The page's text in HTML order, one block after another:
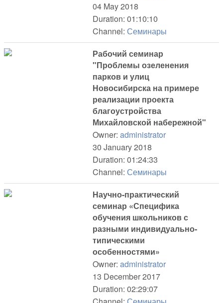
04 May 2018
Duration: 01:10:10
Channel: Семинары
Рабочий семинар
"Проблемы озеленения
парков и улиц
Новосибирска на примере
реализации проекта
благоустройства
Михайловской набережной"
Owner: administrator
30 January 2018
Duration: 01:24:33
Channel: Семинары
Научно-практический
семинар «Специфика
обучения школьников с
разными индивидуально-
типическими
особенностями»
Owner: administrator
13 December 2017
Duration: 02:29:07